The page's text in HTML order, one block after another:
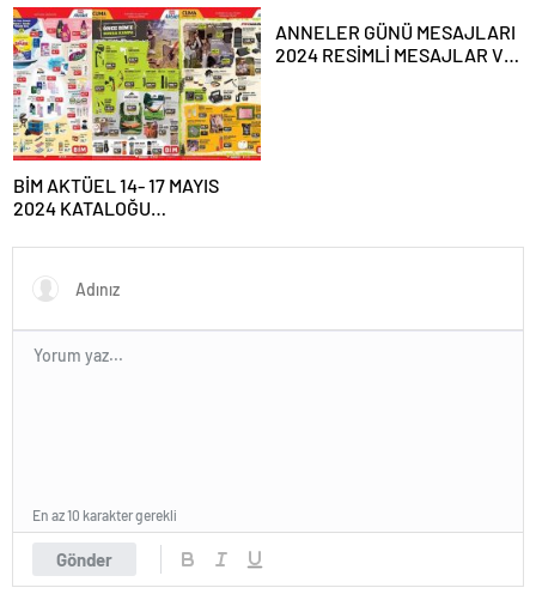
belli oluyor
tablosu: Erzincan, Antalya ve
Denizli depremle sallandı! Az
BİM AKTÜEL 14- 17 MAYIS
2024 KATALOĞU
gelecek ürünler neler?
Bim’de bu hafta Kamp
Malzemeleri, Taşınabilir Güç
ANNELER GÜNÜ MESAJLARI
2024 RESİMLİ MESAJLAR VE
Gönder
En az 10 karakter gerekli